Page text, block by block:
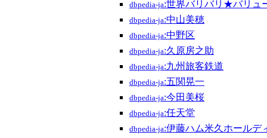
dbpedia-ja:世界バリバリ★バリュ
dbpedia-ja:中山美穂
dbpedia-ja:中野区
dbpedia-ja:久原房之助
dbpedia-ja:九州旅客鉄道
dbpedia-ja:五関晃一
dbpedia-ja:今田美桜
dbpedia-ja:任天堂
dbpedia-ja:伊藤ハム米久ホールデ